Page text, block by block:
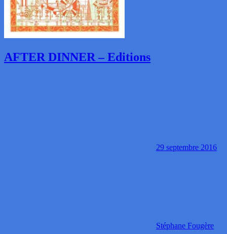
AFTER DINNER – Editions
29 septembre 2016
Stéphane Fougère